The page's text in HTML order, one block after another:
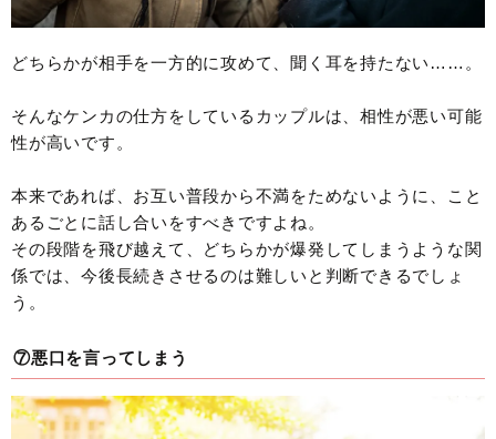
どちらかが相手を一方的に攻めて、聞く耳を持たない……。
そんなケンカの仕方をしているカップルは、相性が悪い可能
性が高いです。
本来であれば、お互い普段から不満をためないように、こと
あるごとに話し合いをすべきですよね。
その段階を飛び越えて、どちらかが爆発してしまうような関
係では、今後長続きさせるのは難しいと判断できるでしょ
う。
⑦悪口を言ってしまう